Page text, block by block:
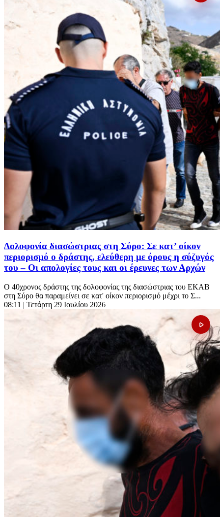
Δολοφονία διασώστριας στη Σύρο: Σε κατ’ οίκον
περιορισμό ο δράστης, ελεύθερη με όρους η σύζυγός
του – Οι απολογίες τους και οι έρευνες των Αρχών
Ο 40χρονος δράστης της δολοφονίας της διασώστριας του ΕΚΑΒ
στη Σύρο θα παραμείνει σε κατ' οίκον περιορισμό μέχρι το Σ...
08:11 | Τετάρτη 29 Ιουλίου 2026